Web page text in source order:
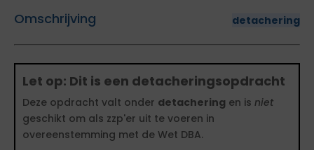
Omschrijving detachering
Let op: Dit is een detacheringsopdracht
Deze opdracht valt onder detachering en is niet
geschikt om als zzp'er uit te voeren in
overeenstemming met de Wet DBA.